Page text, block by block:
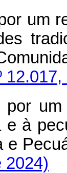
um
um
e à
e
2024)